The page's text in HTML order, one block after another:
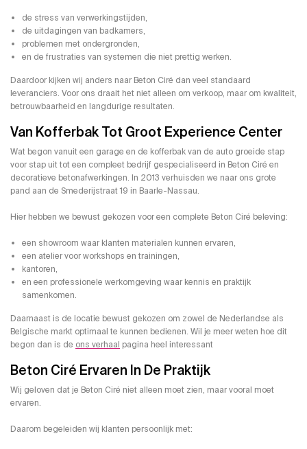
de stress van verwerkingstijden,
de uitdagingen van badkamers,
problemen met ondergronden,
en de frustraties van systemen die niet prettig werken.
Daardoor kijken wij anders naar Beton Ciré dan veel standaard
leveranciers. Voor ons draait het niet alleen om verkoop, maar om kwaliteit,
betrouwbaarheid en langdurige resultaten.
Van Kofferbak Tot Groot Experience Center
Wat begon vanuit een garage en de kofferbak van de auto groeide stap
voor stap uit tot een compleet bedrijf gespecialiseerd in Beton Ciré en
decoratieve betonafwerkingen. In 2013 verhuisden we naar ons grote
pand aan de Smederijstraat 19 in Baarle-Nassau.
Hier hebben we bewust gekozen voor een complete Beton Ciré beleving:
een showroom waar klanten materialen kunnen ervaren,
een atelier voor workshops en trainingen,
kantoren,
en een professionele werkomgeving waar kennis en praktijk
samenkomen.
Daarnaast is de locatie bewust gekozen om zowel de Nederlandse als
Belgische markt optimaal te kunnen bedienen. Wil je meer weten hoe dit
begon dan is de ons verhaal pagina heel interessant
Beton Ciré Ervaren In De Praktijk
Wij geloven dat je Beton Ciré niet alleen moet zien, maar vooral moet
ervaren.
Daarom begeleiden wij klanten persoonlijk met: